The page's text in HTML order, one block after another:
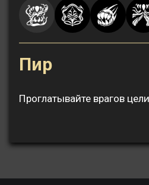
Пир
Проглатывайте врагов